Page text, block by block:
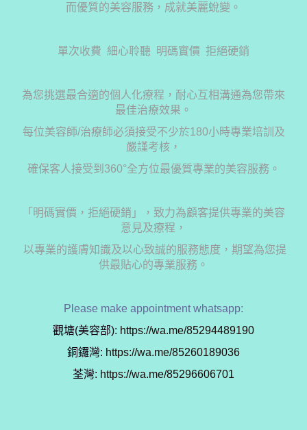
而優質的美容服務，成就美麗蛻變。
單次收費 細心聆聽 明碼實價 拒絕硬銷
為您挑選最合適的個人化療程，耐心互相溝通為您帶來
最佳治療效果。
每位美容師/治療師必須接受不少於180小時專業培訓及
嚴謹考核，
確保客人接受到360°全方位最優質專業的美容服務。
「明碼實價，拒絕硬銷」，致力為顧客提供專業的美容
意見及療程，
以專業的護膚知識及以心致誠的服務態度，期望為您提
供最貼心的專業服務。
Please make appointment whatsapp:
觀塘(美容部): https://wa.me/85294489190
銅鑼灣: https://wa.me/85260189036
荃灣: https://wa.me/85296606701